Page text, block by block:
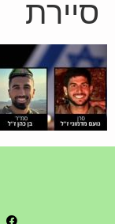
סיירת